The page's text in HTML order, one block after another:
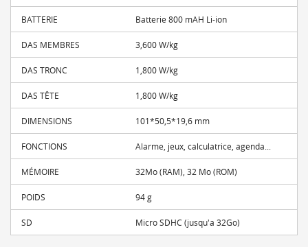
BATTERIE Batterie 800 mAH Li-ion
DAS MEMBRES 3,600 W/kg
DAS TRONC 1,800 W/kg
DAS TÊTE 1,800 W/kg
DIMENSIONS 101*50,5*19,6 mm
FONCTIONS Alarme, jeux, calculatrice, agenda...
MÉMOIRE 32Mo (RAM), 32 Mo (ROM)
POIDS 94 g
SD Micro SDHC (jusqu'a 32Go)